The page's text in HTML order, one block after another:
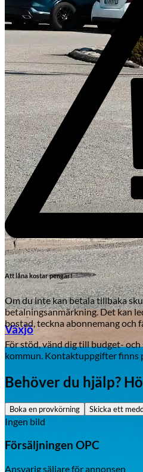
Växjö
Att låna kostar pengar!
Om du inte kan betala tillbaka
betalningsanmärkning. Det kan
bostad, teckna abonnemang och
För stöd, vänd dig till budget-
kommun. Kontaktuppgifter finns
Behöver du hjälp?
Boka en provkörning Skicka ett
Ingen bild
Försäljningen OPC
Ansvarig säljare för annonsen